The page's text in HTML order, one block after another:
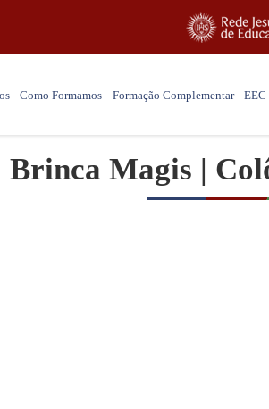
Como Formamos Formação Complementar EEC
Brinca Magis |